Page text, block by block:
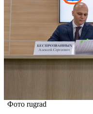
Фото rugrad